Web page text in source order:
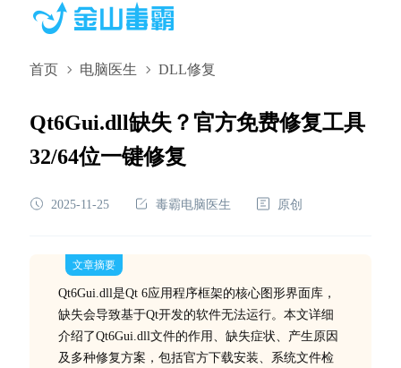
首页 电脑医生 DLL修复
Qt6Gui.dll缺失？官方免费修复工具
32/64位一键修复
2025-11-25 毒霸电脑医生 原创
文章摘要
Qt6Gui.dll是Qt 6应用程序框架的核心图形界面库，
缺失会导致基于Qt开发的软件无法运行。本文详细
介绍了Qt6Gui.dll文件的作用、缺失症状、产生原因
及多种修复方案，包括官方下载安装、系统文件检